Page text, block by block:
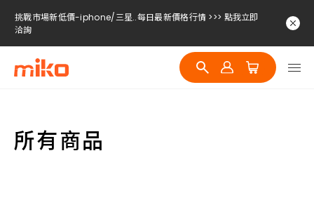
挑戰市場新低價-iphone/三星..每日最新價格行情 >>> 點我立即
洽詢
挑戰市場新低價-iphone/三星..每日最新價格行情 >>> 點我立即
洽詢
挑戰市場新低價-iphone/三星..每日最新價格行情 >>> 點我立即
所有商品